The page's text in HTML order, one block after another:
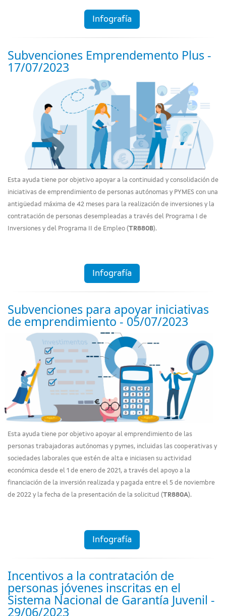
Infografía
Subvenciones Emprendemento Plus -
17/07/2023
Esta ayuda tiene por objetivo apoyar a la continuidad y consolidación de
iniciativas de emprendimiento de personas autónomas y PYMES con una
antigüedad máxima de 42 meses para la realización de inversiones y la
contratación de personas desempleadas a través del Programa I de
Inversiones y del Programa II de Empleo (TR880B).
Infografía
Subvenciones para apoyar iniciativas
de emprendimiento - 05/07/2023
Esta ayuda tiene por objetivo apoyar al emprendimiento de las
personas trabajadoras autónomas y pymes, incluidas las cooperativas y
sociedades laborales que estén de alta e iniciasen su actividad
económica desde el 1 de enero de 2021, a través del apoyo a la
financiación de la inversión realizada y pagada entre el 5 de noviembre
de 2022 y la fecha de la presentación de la solicitud (TR880A).
Infografía
Incentivos a la contratación de
personas jóvenes inscritas en el
Sistema Nacional de Garantía Juvenil -
29/06/2023